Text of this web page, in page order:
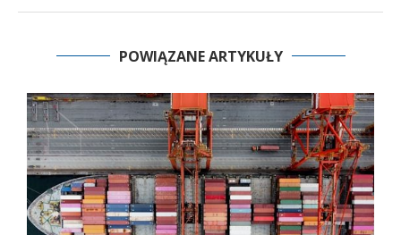
POWIĄZANE ARTYKUŁY